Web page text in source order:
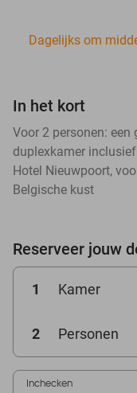
Dagelijks om
In het kort
Voor 2 personen: een
duplexkamer
Hotel Nieuwpoort,
Belgische kust
Reserveer jouw
1 Kamer
2 Personen
Inchecken